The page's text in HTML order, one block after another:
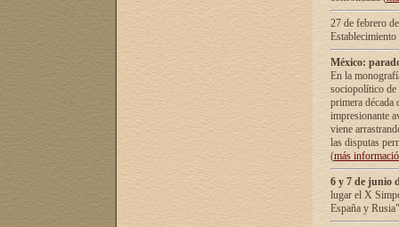
27 de febrero
México:
En la
sociopolítico de
primera década
impresionante
viene
las disputas
(más
6 y 7 de junio
lugar el X
España y